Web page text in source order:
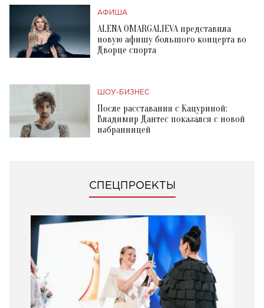
АФИША
ALENA OMARGALIEVA представила
новую афишу большого концерта во
Дворце спорта
ШОУ-БИЗНЕС
После расставания с Кацуриной:
Владимир Дантес показался с новой
избранницей
СПЕЦПРОЕКТЫ